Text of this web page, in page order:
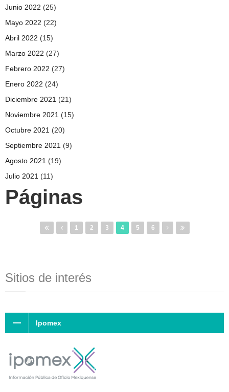
Junio 2022 (25)
Mayo 2022 (22)
Abril 2022 (15)
Marzo 2022 (27)
Febrero 2022 (27)
Enero 2022 (24)
Diciembre 2021 (21)
Noviembre 2021 (15)
Octubre 2021 (20)
Septiembre 2021 (9)
Agosto 2021 (19)
Julio 2021 (11)
Páginas
1 2 3 4 5 6
Sitios de interés
Ipomex